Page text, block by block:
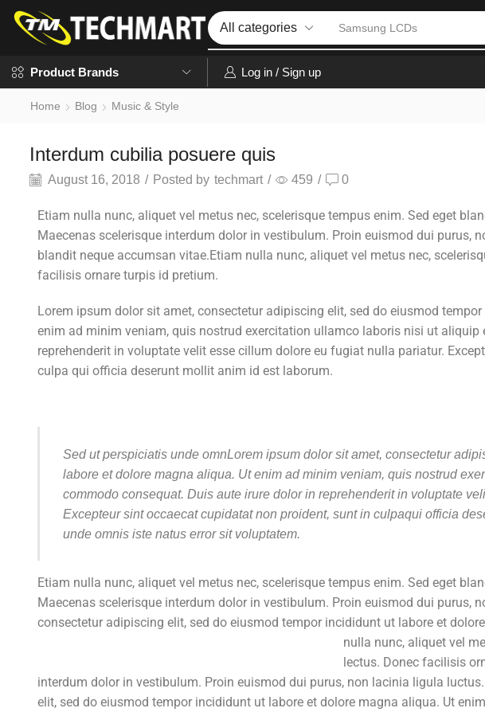
Iphone LCDs
Product Brands Log in / Sign up
Home Blog Music & Style
Interdum cubilia posuere quis
August 16, 2018 / Posted by techmart / 459 / 0
Etiam nulla nunc, aliquet vel metus nec, scelerisque tempus enim. Sed eget
Maecenas scelerisque interdum dolor in vestibulum. Proin euismod dui purus,
blandit neque accumsan vitae.Etiam nulla nunc, aliquet vel metus nec,
facilisis ornare turpis id pretium.
Lorem ipsum dolor sit amet, consectetur adipiscing elit, sed do eiusmod
enim ad minim veniam, quis nostrud exercitation ullamco laboris nisi ut aliquip
reprehenderit in voluptate velit esse cillum dolore eu fugiat nulla pariatur.
culpa qui officia deserunt mollit anim id est laborum.
Sed ut perspiciatis unde omnLorem ipsum dolor sit amet, consectetur
labore et dolore magna aliqua. Ut enim ad minim veniam, quis nostrud
commodo consequat. Duis aute irure dolor in reprehenderit in voluptate
Excepteur sint occaecat cupidatat non proident, sunt in culpaqui officia
unde omnis iste natus error sit voluptatem.
Etiam nulla nunc, aliquet vel metus nec, scelerisque tempus enim. Sed eget
Maecenas scelerisque interdum dolor in vestibulum. Proin euismod dui purus,
consectetur adipiscing elit, sed do eiusmod tempor incididunt ut labore et
nulla nunc, aliquet vel
lectus. Donec facilisis
interdum dolor in vestibulum. Proin euismod dui purus, non lacinia ligula
elit, sed do eiusmod tempor incididunt ut labore et dolore magna aliqua. Ut